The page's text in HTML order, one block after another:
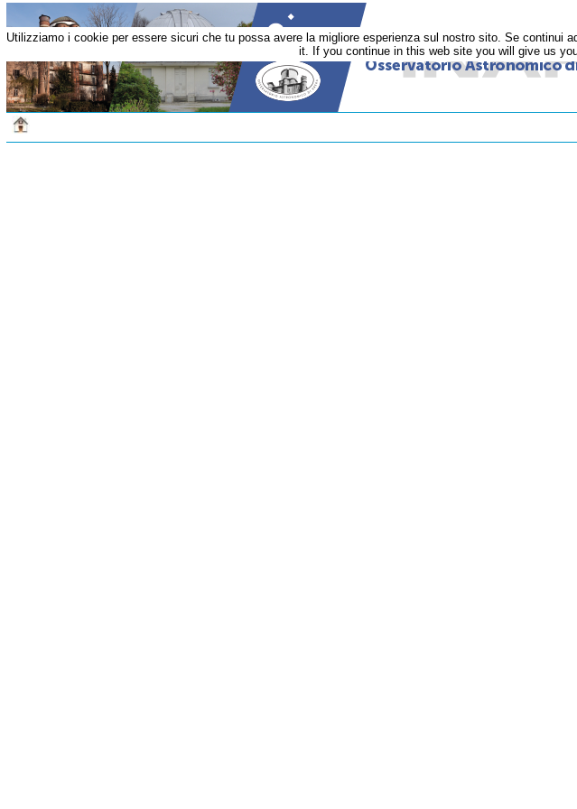
Utilizziamo i cookie per essere sicuri che tu possa avere la migliore esperienza sul nostro sito. Se
it. If you continue in this web site you will give us